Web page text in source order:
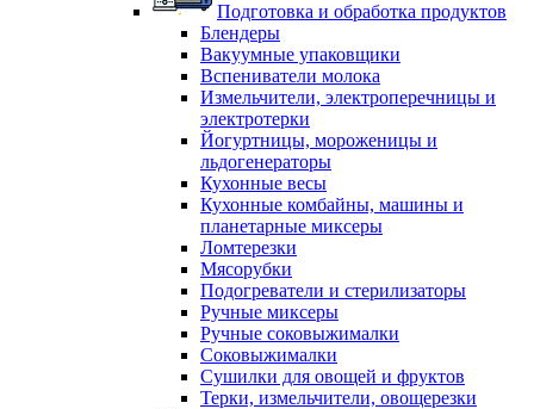
Подготовка и обработка продуктов
Блендеры
Вакуумные упаковщики
Вспениватели молока
Измельчители, электроперечницы и
электротерки
Йогуртницы, мороженицы и
льдогенераторы
Кухонные весы
Кухонные комбайны, машины и
планетарные миксеры
Ломтерезки
Мясорубки
Подогреватели и стерилизаторы
Ручные миксеры
Ручные соковыжималки
Соковыжималки
Сушилки для овощей и фруктов
Терки, измельчители, овощерезки